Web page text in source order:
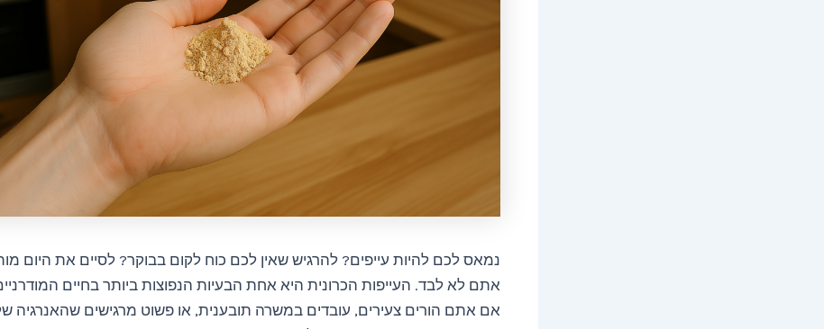
נמאס לכם להיות עייפים? להרגיש שאין לכם כוח לקום בבוקר? לסיים את היום
אתם לא לבד. העייפות הכרונית היא אחת הבעיות הנפוצות ביותר בחיים
אם אתם הורים צעירים, עובדים במשרה תובענית, או פשוט מרגישים שהאנרגיה